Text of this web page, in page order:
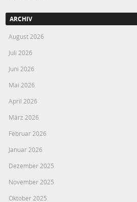
ARCHIV
August 2026
Juli 2026
Juni 2026
Mai 2026
April 2026
März 2026
Februar 2026
Januar 2026
Dezember 2025
November 2025
Oktober 2025